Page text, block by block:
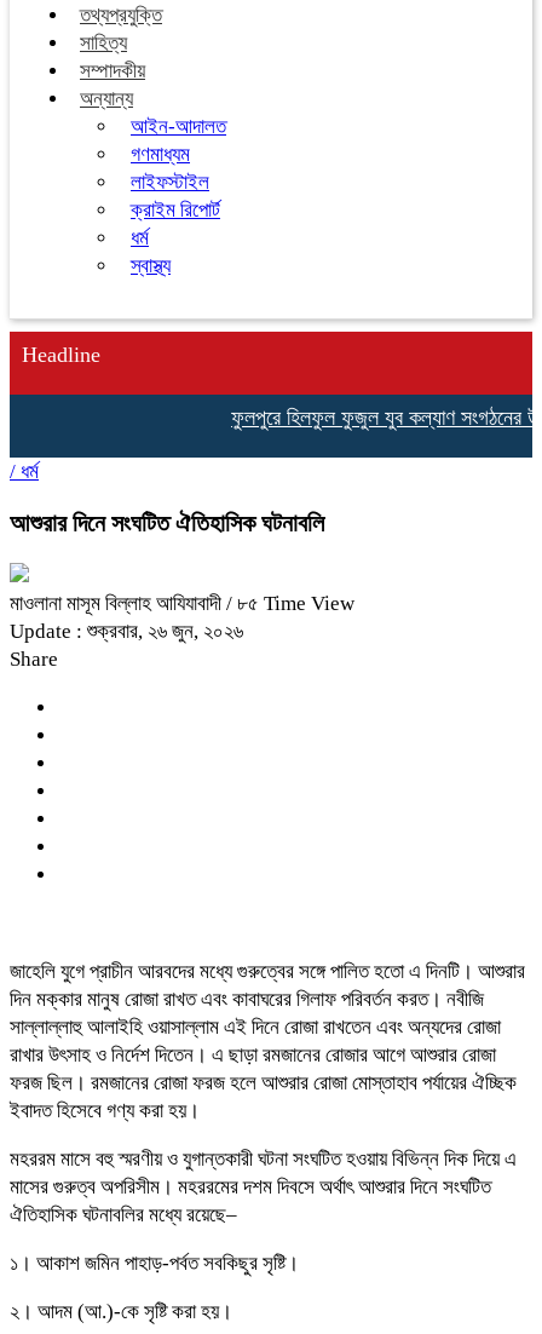
তথ্যপ্রযুক্তি
সাহিত্য
সম্পাদকীয়
অন্যান্য
আইন-আদালত
গণমাধ্যম
লাইফস্টাইল
ক্রাইম রিপোর্ট
ধর্ম
স্বাস্থ্য
Headline
ফুলপুরে হিলফুল ফুজুল যুব কল্যাণ সংগঠনের
/ ধর্ম
আশুরার দিনে সংঘটিত ঐতিহাসিক ঘটনাবলি
মাওলানা মাসূম বিল্লাহ আযিযাবাদী / ৮৫ Time View
Update : শুক্রবার, ২৬ জুন, ২০২৬
Share
জাহেলি যুগে প্রাচীন আরবদের মধ্যে গুরুত্বের সঙ্গে পালিত হতো এ দিনটি। আশুরার
দিন মক্কার মানুষ রোজা রাখত এবং কাবাঘরের গিলাফ পরিবর্তন করত। নবীজি
সাল্লাল্লাহু আলাইহি ওয়াসাল্লাম এই দিনে রোজা রাখতেন এবং অন্যদের রোজা
রাখার উৎসাহ ও নির্দেশ দিতেন। এ ছাড়া রমজানের রোজার আগে আশুরার রোজা
ফরজ ছিল। রমজানের রোজা ফরজ হলে আশুরার রোজা মোস্তাহাব পর্যায়ের ঐচ্ছিক
ইবাদত হিসেবে গণ্য করা হয়।
মহররম মাসে বহু স্মরণীয় ও যুগান্তকারী ঘটনা সংঘটিত হওয়ায় বিভিন্ন দিক দিয়ে এ
মাসের গুরুত্ব অপরিসীম। মহররমের দশম দিবসে অর্থাৎ আশুরার দিনে সংঘটিত
ঐতিহাসিক ঘটনাবলির মধ্যে রয়েছে–
১। আকাশ জমিন পাহাড়-পর্বত সবকিছুর সৃষ্টি।
২। আদম (আ.)-কে সৃষ্টি করা হয়।